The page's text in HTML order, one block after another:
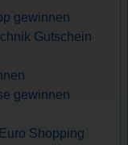
gewinnen
Gutschein
gewinnen
Shopping